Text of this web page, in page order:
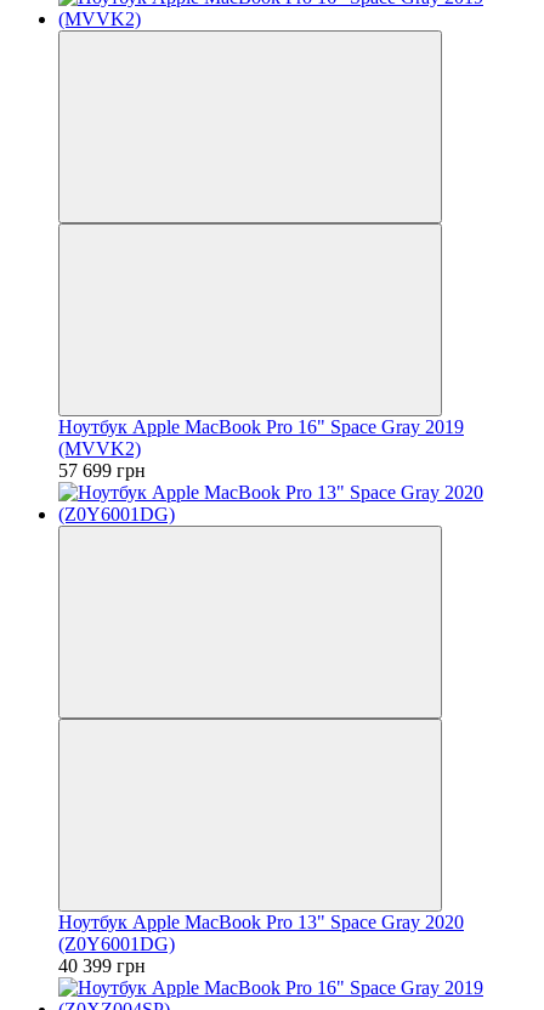
Ноутбук Apple MacBook Pro 16" Space Gray 2019
(MVVK2)
57 699 грн
Ноутбук Apple MacBook Pro 13" Space Gray 2020
(Z0Y6001DG)
40 399 грн